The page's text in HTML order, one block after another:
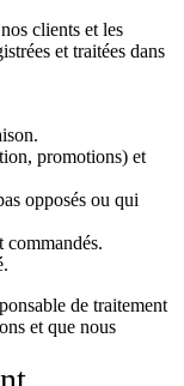
clients et les
et traitées dans
promotions) et
opposés ou qui
commandés.
de traitement
et que nous